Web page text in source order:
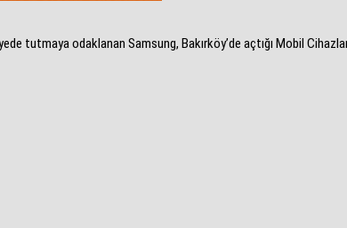
tutmaya odaklanan Samsung, Bakırköy’de açtığı Mobil